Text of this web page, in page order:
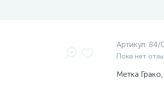
Артикул: 84/
Пока нет
Метка